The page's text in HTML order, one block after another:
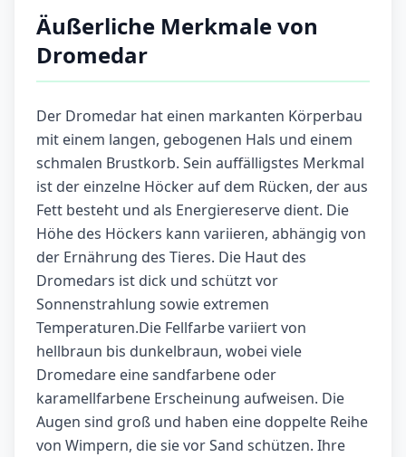
Äußerliche Merkmale von
Dromedar
Der Dromedar hat einen markanten Körperbau
mit einem langen, gebogenen Hals und einem
schmalen Brustkorb. Sein auffälligstes Merkmal
ist der einzelne Höcker auf dem Rücken, der aus
Fett besteht und als Energiereserve dient. Die
Höhe des Höckers kann variieren, abhängig von
der Ernährung des Tieres. Die Haut des
Dromedars ist dick und schützt vor
Sonnenstrahlung sowie extremen
Temperaturen.Die Fellfarbe variiert von
hellbraun bis dunkelbraun, wobei viele
Dromedare eine sandfarbene oder
karamellfarbene Erscheinung aufweisen. Die
Augen sind groß und haben eine doppelte Reihe
von Wimpern, die sie vor Sand schützen. Ihre